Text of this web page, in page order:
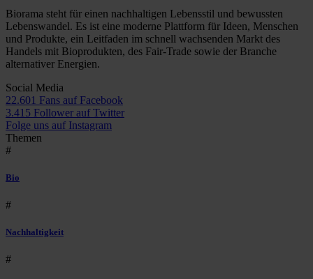
Biorama steht für einen nachhaltigen Lebensstil und bewussten
Lebenswandel. Es ist eine moderne Plattform für Ideen, Menschen
und Produkte, ein Leitfaden im schnell wachsenden Markt des
Handels mit Bioprodukten, des Fair-Trade sowie der Branche
alternativer Energien.
Social Media
22.601 Fans auf Facebook
3.415 Follower auf Twitter
Folge uns auf Instagram
Themen
#
Bio
#
Nachhaltigkeit
#